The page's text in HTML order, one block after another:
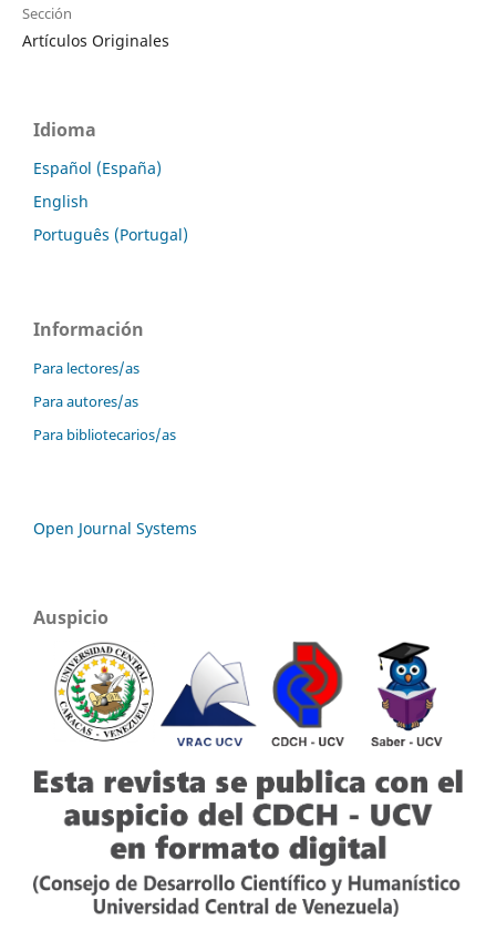
Sección
Artículos Originales
Idioma
Español (España)
English
Português (Portugal)
Información
Para lectores/as
Para autores/as
Para bibliotecarios/as
Open Journal Systems
Auspicio